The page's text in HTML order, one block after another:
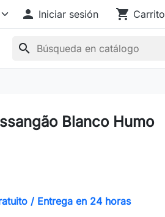
 Iniciar sesión shopping_cart Carrito
search
Blanco Humo
/ Entrega en 24 horas